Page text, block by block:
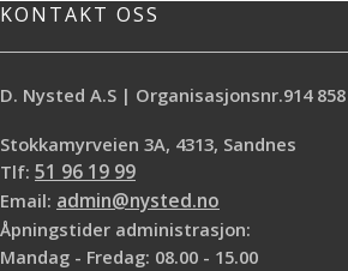
KONTAKT OSS
D. Nysted A.S | Organisasjonsnr.914 858
Stokkamyrveien 3A, 4313, Sandnes
Tlf: 51 96 19 99
Email: admin@nysted.no
Åpningstider administrasjon:
Mandag - Fredag: 08.00 - 15.00